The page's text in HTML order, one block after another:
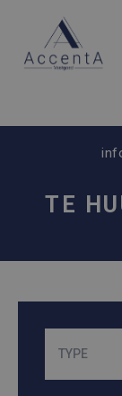
TE
TYPE